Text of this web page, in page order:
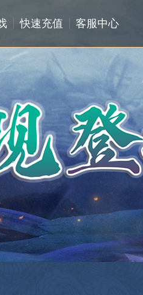
快速充值 客服中心